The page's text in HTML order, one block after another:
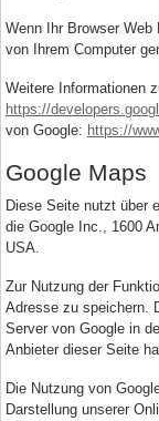
Wenn Ihr Browser
von Ihrem Computer
Weitere Informationen
https://
von Google: https://
Google Maps
Diese Seite nutzt über
die Google Inc., 1600
USA.
Zur Nutzung der
Adresse zu speichern.
Server von Google in
Anbieter dieser Seite
Die Nutzung von
Darstellung unserer